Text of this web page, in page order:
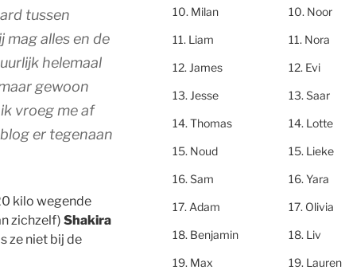
tussen
mag alles en de
helemaal
gewoon
vroeg me af
er tegenaan
kilo wegende
zichzelf) Shakira
ze niet bij de
Milan
Liam
James
Jesse
Thomas
Noud
Sam
Adam
Benjamin
Max
Noor
Nora
Evi
Saar
Lotte
Lieke
Yara
Olivia
Liv
Lauren